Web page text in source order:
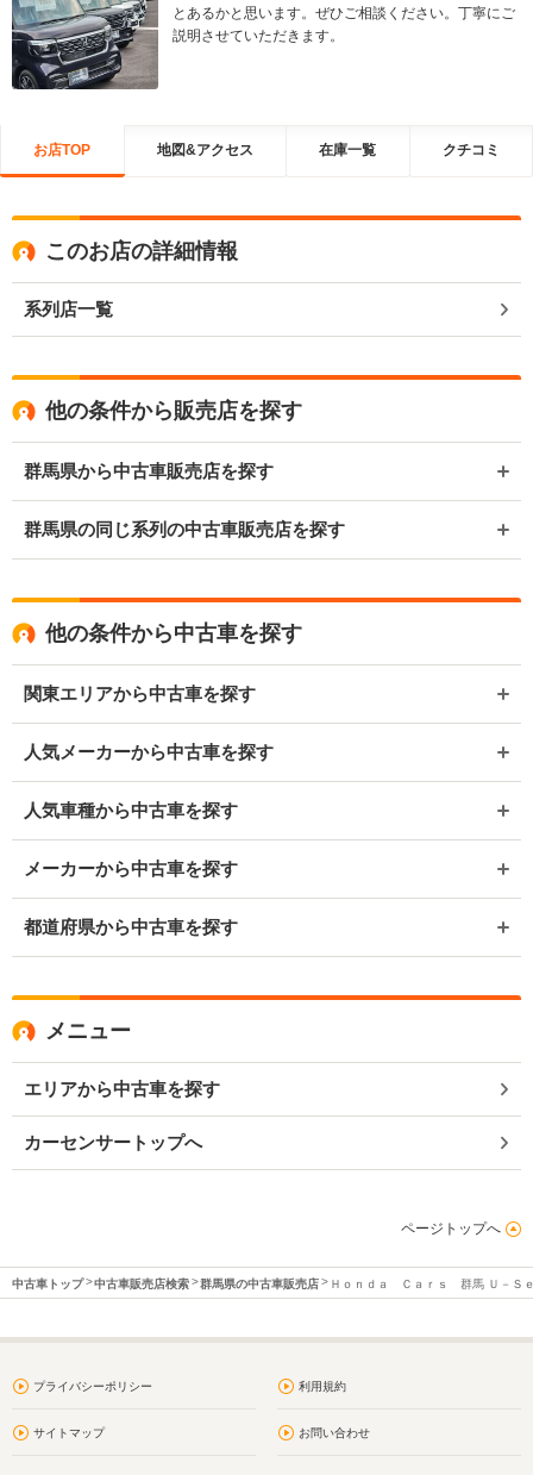
とあるかと思います。ぜひご相談ください。丁寧にご
説明させていただきます。
お店TOP 地図&アクセス 在庫一覧 クチコミ
このお店の詳細情報
系列店一覧
他の条件から販売店を探す
群馬県から中古車販売店を探す
群馬県の同じ系列の中古車販売店を探す
他の条件から中古車を探す
関東エリアから中古車を探す
人気メーカーから中古車を探す
人気車種から中古車を探す
メーカーから中古車を探す
都道府県から中古車を探す
メニュー
エリアから中古車を探す
カーセンサートップへ
ページトップへ
中古車トップ 中古車販売店検索 群馬県の中古車販売店 Ｈｏｎｄａ Ｃａｒｓ 群馬 Ｕ－Ｓ
プライバシーポリシー 利用規約
サイトマップ お問い合わせ